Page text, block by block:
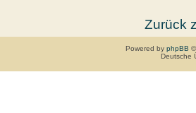
Zurück
Powered by phpBB
Deutsche